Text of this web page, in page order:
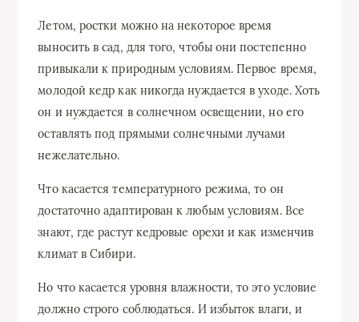
Летом, ростки можно на некоторое время
выносить в сад, для того, чтобы они постепенно
привыкали к природным условиям. Первое время,
молодой кедр как никогда нуждается в уходе. Хоть
он и нуждается в солнечном освещении, но его
оставлять под прямыми солнечными лучами
нежелательно.
Что касается температурного режима, то он
достаточно адаптирован к любым условиям. Все
знают, где растут кедровые орехи и как изменчив
климат в Сибири.
Но что касается уровня влажности, то это условие
должно строго соблюдаться. И избыток влаги, и